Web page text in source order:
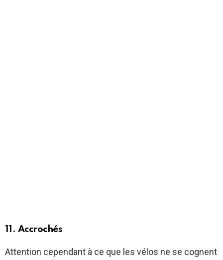
11. Accrochés
Attention cependant à ce que les vélos ne se cognent